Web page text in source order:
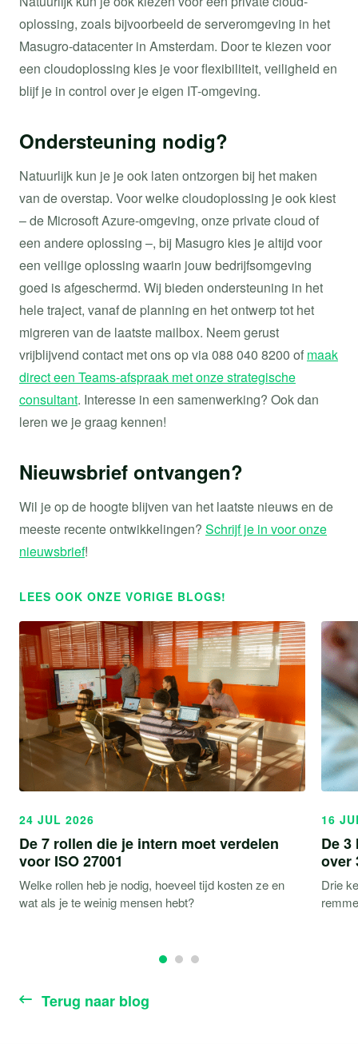
oplossing, zoals bijvoorbeeld de serveromgeving in het
Masugro-datacenter in Amsterdam. Door te kiezen voor
een cloudoplossing kies je voor flexibiliteit, veiligheid en
blijf je in control over je eigen IT-omgeving.
Ondersteuning nodig?
Natuurlijk kun je je ook laten ontzorgen bij het maken
van de overstap. Voor welke cloudoplossing je ook kiest
– de Microsoft Azure-omgeving, onze private cloud of
een andere oplossing –, bij Masugro kies je altijd voor
een veilige oplossing waarin jouw bedrijfsomgeving
goed is afgeschermd. Wij bieden ondersteuning in het
hele traject, vanaf de planning en het ontwerp tot het
migreren van de laatste mailbox. Neem gerust
vrijblijvend contact met ons op via 088 040 8200 of maak
direct een Teams-afspraak met onze strategische
consultant. Interesse in een samenwerking? Ook dan
leren we je graag kennen!
Nieuwsbrief ontvangen?
Wil je op de hoogte blijven van het laatste nieuws en de
meeste recente ontwikkelingen? Schrijf je in voor onze
nieuwsbrief!
LEES OOK ONZE VORIGE BLOGS!
24 JUL 2026
De 7 rollen die je intern moet verdelen
voor ISO 27001
Welke rollen heb je nodig, hoeveel tijd kosten ze en
wat als je te weinig mensen hebt?
16
De 3
over
Drie
Terug naar blog